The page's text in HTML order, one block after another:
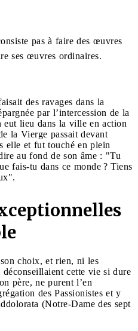
pas à faire des œuvres
ses œuvres ordinaires.
des ravages dans la
par l’intercession de la
eut lieu dans la ville en action
la Vierge passait devant
elle et fut touché en plein
au fond de son âme : "Tu
fais-tu dans ce monde ? Tiens
choix, et rien, ni les
cette vie si dure
père, ne purent l’en
des Passionistes et y
(Notre-Dame des sept